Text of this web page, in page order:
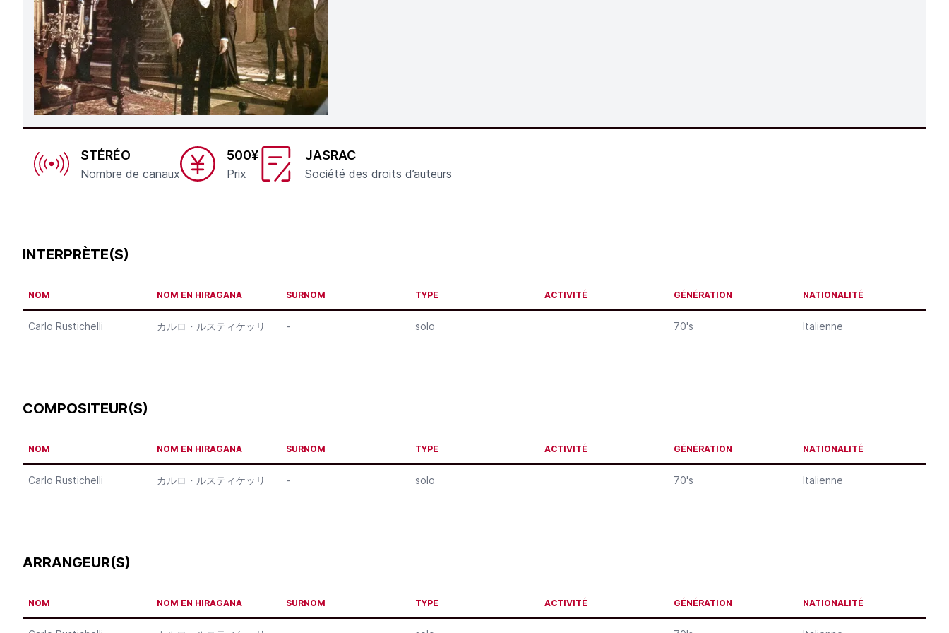
STÉRÉO
Nombre de canaux
500¥
Prix
JASRAC
Société des droits d’auteurs
INTERPRÈTE(S)
NOM NOM EN HIRAGANA SURNOM TYPE ACTIVITÉ GÉNÉRATION NATIONALITÉ
Carlo Rustichelli カルロ・ルスティケッリ - solo 70's Italienne
COMPOSITEUR(S)
NOM NOM EN HIRAGANA SURNOM TYPE ACTIVITÉ GÉNÉRATION NATIONALITÉ
Carlo Rustichelli カルロ・ルスティケッリ - solo 70's Italienne
ARRANGEUR(S)
NOM NOM EN HIRAGANA SURNOM TYPE ACTIVITÉ GÉNÉRATION NATIONALITÉ